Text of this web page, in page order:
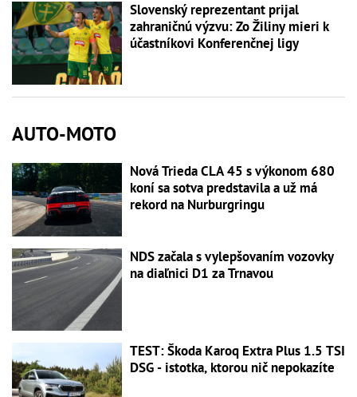
Slovenský reprezentant prijal
zahraničnú výzvu: Zo Žiliny mieri k
účastníkovi Konferenčnej ligy
AUTO-MOTO
Nová Trieda CLA 45 s výkonom 680
koní sa sotva predstavila a už má
rekord na Nurburgringu
NDS začala s vylepšovaním vozovky
na diaľnici D1 za Trnavou
TEST: Škoda Karoq Extra Plus 1.5 TSI
DSG - istotka, ktorou nič nepokazíte